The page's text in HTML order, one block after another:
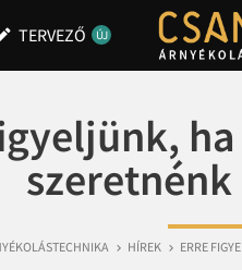
TERVEZŐ ÚJ
 HÍREK  ERRE